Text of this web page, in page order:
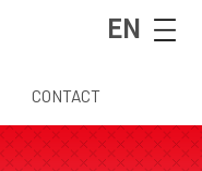
EN
CONTACT